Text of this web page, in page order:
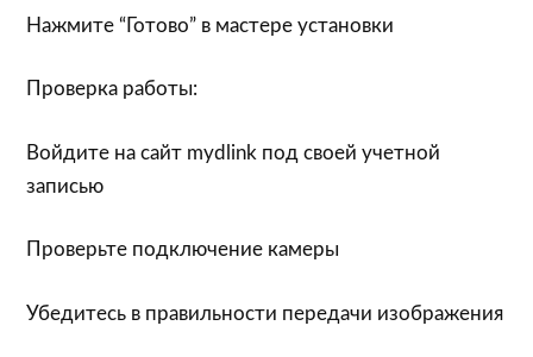
Нажмите “Готово” в мастере установки
Проверка работы:
Войдите на сайт mydlink под своей учетной
записью
Проверьте подключение камеры
Убедитесь в правильности передачи изображения